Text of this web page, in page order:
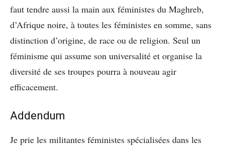
faut tendre aussi la main aux féministes du Maghreb,
d’Afrique noire, à toutes les féministes en somme, sans
distinction d’origine, de race ou de religion. Seul un
féminisme qui assume son universalité et organise la
diversité de ses troupes pourra à nouveau agir
efficacement.
Addendum
Je prie les militantes féministes spécialisées dans les